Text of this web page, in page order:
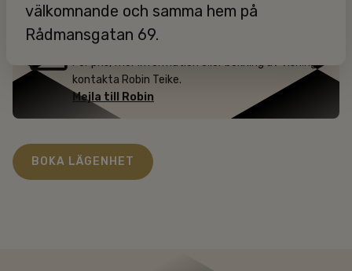
INFORMATION
För pris, mer information eller bokning av visning
kontakta Robin Teike.
Mejla till Robin
BOKA LÄGENHET
välkomnande och samma hem på
Rådmansgatan 69.